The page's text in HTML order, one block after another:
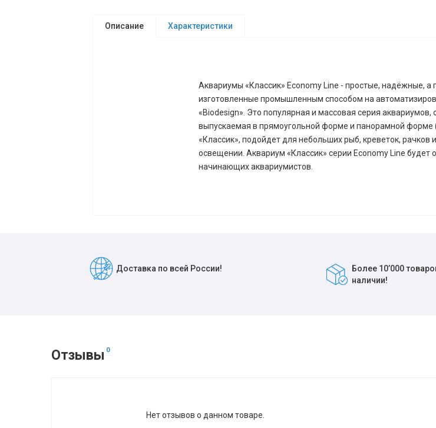
Описание Характеристики
Аквариумы «Классик» Economy Line - простые, надёжные, а
изготовленные промышленным способом на
«Biodesign». Это популярная и массовая серия
выпускаемая в прямоугольной форме и панорамной форме
«Классик», подойдет для небольших рыб, креветок, рачков
освещении. Аквариум «Классик» серии Economy Line будет
начинающих аквариумистов.
Доставка по всей России!
Более 10’000
наличии!
Отзывы 0
Нет отзывов о данном товаре.